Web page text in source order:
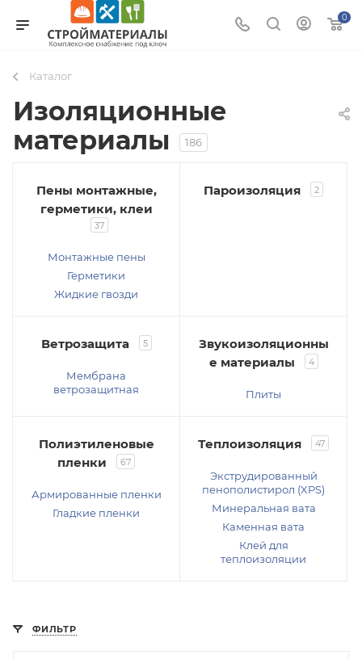
0
Каталог
Изоляционные
материалы
186
Пены монтажные,
герметики, клеи
37
Монтажные пены
Герметики
Жидкие гвозди
Пароизоляция 2
Ветрозащита 5
Мембрана
ветрозащитная
Звукоизоляционны
е материалы
4
Плиты
Полиэтиленовые
пленки
67
Армированные пленки
Гладкие пленки
Теплоизоляция 47
Экструдированный
пенополистирол (XPS)
Минеральная вата
Каменная вата
Клей для
теплоизоляции
ФИЛЬТР